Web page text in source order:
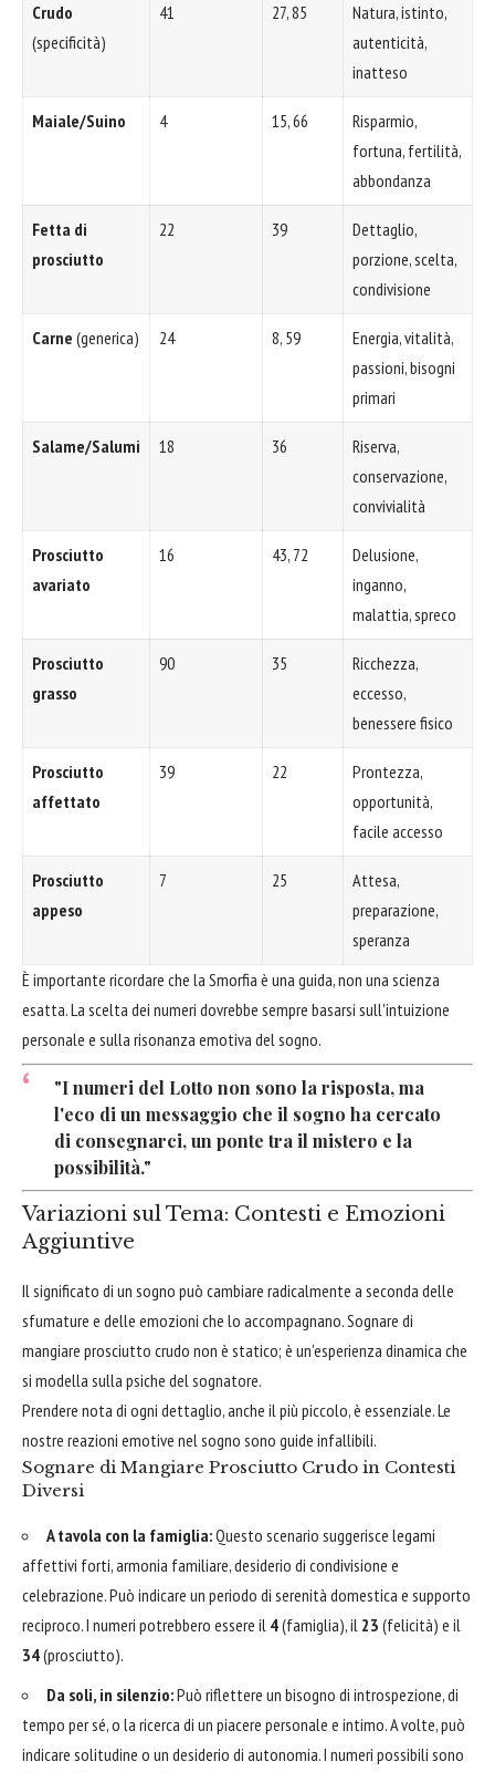
Crudo
(specificità)
41 27, 85
Natura, istinto,
autenticità,
inatteso
Maiale/Suino 4 15, 66
Risparmio,
fortuna, fertilità,
abbondanza
Fetta di
prosciutto
22 39
Dettaglio,
porzione, scelta,
condivisione
Carne (generica) 24 8, 59
Energia, vitalità,
passioni, bisogni
primari
Salame/Salumi 18 36
Riserva,
conservazione,
convivialità
Prosciutto
avariato
16 43, 72
Delusione,
inganno,
malattia, spreco
Prosciutto
grasso
90 35
Ricchezza,
eccesso,
benessere fisico
Prosciutto
affettato
39 22
Prontezza,
opportunità,
facile accesso
Prosciutto
appeso
7 25
Attesa,
preparazione,
speranza
È importante ricordare che la Smorfia è una guida, non una scienza
esatta. La scelta dei numeri dovrebbe sempre basarsi sull'intuizione
personale e sulla risonanza emotiva del sogno.
"I numeri del Lotto non sono la risposta, ma
l'eco di un messaggio che il sogno ha cercato
di consegnarci, un ponte tra il mistero e la
possibilità."
Variazioni sul Tema: Contesti e Emozioni
Aggiuntive
Il significato di un sogno può cambiare radicalmente a seconda delle
sfumature e delle emozioni che lo accompagnano. Sognare di
mangiare prosciutto crudo non è statico; è un'esperienza dinamica che
si modella sulla psiche del sognatore.
Prendere nota di ogni dettaglio, anche il più piccolo, è essenziale. Le
nostre reazioni emotive nel sogno sono guide infallibili.
Sognare di Mangiare Prosciutto Crudo in Contesti
Diversi
A tavola con la famiglia:Questo scenario suggerisce legami
affettivi forti, armonia familiare, desiderio di condivisione e
celebrazione. Può indicare un periodo di serenità domestica e supporto
reciproco. I numeri potrebbero essere il 4(famiglia), il 23 (felicità) e il
34(prosciutto).
Da soli, in silenzio:Può riflettere un bisogno di introspezione, di
tempo per sé, o la ricerca di un piacere personale e intimo. A volte, può
indicare solitudine o un desiderio di autonomia. I numeri possibili sono